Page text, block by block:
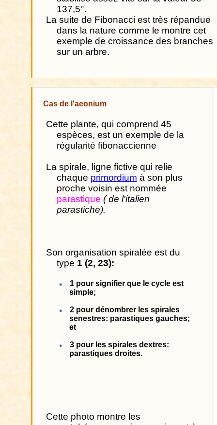
137,5°.
La suite de Fibonacci est très répandue
dans la nature comme le montre cet
exemple de croissance des branches
sur un arbre.
Cas de l'aeonium
Cette plante, qui comprend 45
espèces, est un exemple de la
régularité fibonaccienne
La spirale, ligne fictive qui relie
chaque primordium à son plus
proche voisin est nommée
parastique ( de l'italien
parastiche).
Son organisation spiralée est du
type 1 (2, 23):
1 pour signifier que le cycle est
simple;
2 pour dénombrer les spirales
senestres: parastiques gauches;
et
3 pour les spirales dextres:
parastiques droites.
Cette photo montre les